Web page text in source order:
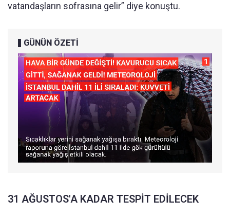
vatandaşların sofrasına gelir” diye konuştu.
GÜNÜN ÖZETİ
31 AĞUSTOS'A KADAR TESPİT EDİLECEK